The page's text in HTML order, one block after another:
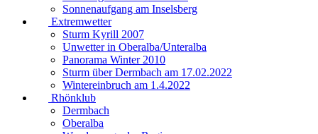
Sonnenaufgang am Inselsberg
Extremwetter
Sturm Kyrill 2007
Unwetter in Oberalba/Unteralba
Panorama Winter 2010
Sturm über Dermbach am 17.02.2022
Wintereinbruch am 1.4.2022
Rhönklub
Dermbach
Oberalba